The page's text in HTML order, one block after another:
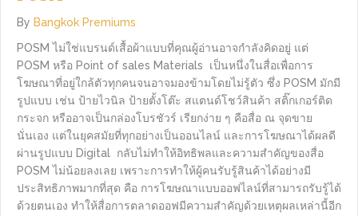
By Bangkok Premiums
POSM ไม่ใช่แบรนด์เสื้อผ้าแบบที่คุณผู้อ่านอาจกำลังคิดอยู่ แต่
POSM หรือ Point of sales Materials เป็นหนึ่งในสื่อเพื่อการ
โฆษณาที่อยู่ใกล้ตัวทุกคนจนอาจมองข้ามโดยไม่รู้ตัว ซึ่ง POSM มักมี
รูปแบบ เช่น ป้ายไวนิล ป้ายตั้งโต๊ะ สแตนด์โชว์สินค้า สติ๊กเกอร์ติด
กระจก หรืออาจเป็นกล่องโบรชัวร์ เรียกง่าย ๆ คือสื่อ ณ จุดขาย
นั่นเอง แต่ในยุคสมัยที่ทุกอย่างเป็นออนไลน์ และการโฆษณาได้ผลดี
ผ่านรูปแบบ Digital กลับไม่ทำให้อิทธิพลและความสำคัญของสื่อ
POSM ไม่น้อยลงเลย เพราะการทำให้ผู้คนรับรู้สินค้าได้อย่างมี
ประสิทธิภาพมากที่สุด คือ การโฆษณาแบบออฟไลน์ที่สามารถรับรู้ได้
ด้วยตนเอง ทำให้สื่อการตลาดออฟมีความสำคัญด้วยเหตุผลเหล่านี้อีก